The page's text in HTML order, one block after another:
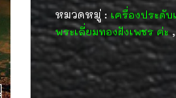
หมวดหมู่ : เครื่องประดับ
พระเลี่ยมทองฝังเพชร ค่ะ,